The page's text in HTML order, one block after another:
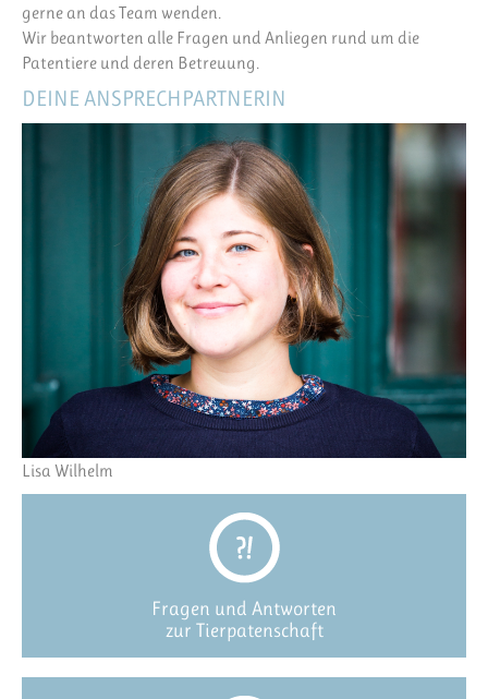
gerne an das Team wenden.
Wir beantworten alle Fragen und Anliegen rund um die
Patentiere und deren Betreuung.
DEINE ANSPRECHPARTNERIN
Lisa Wilhelm
Fragen und Antworten
zur Tierpatenschaft